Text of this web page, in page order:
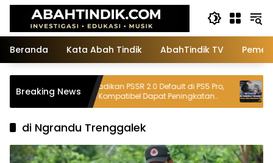
Langsung
konten
Beranda
Kata Abah Tindik AbahTindik TV
Breaking News
Sony Jadikan PSSR 2.0 Default di PS5 Pro,
Game Kompatibel Dapat Peningkatan
Visual
Suzuki
Perluas
di Ngrandu Trenggalek